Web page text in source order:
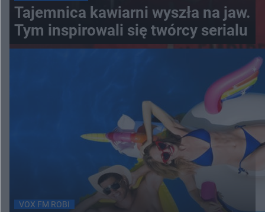
Tajemnica kawiarni wyszła na jaw.
Tym inspirowali się twórcy serialu
VOX FM ROBI